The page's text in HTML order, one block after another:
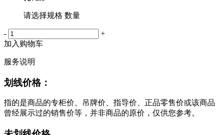
请选择规格 数量
-
+
加入购物车
服务说明
划线价格：
指的是商品的专柜价、吊牌价、指导价、正品零售价或该商品
曾经展示过的销售价等，并非商品的原价，仅供您参考。